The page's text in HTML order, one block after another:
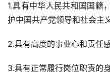
1.具有中华人民共和国国籍
护中国共产党领导和社会主
2.具有高度的事业心和责任
3.具有正常履行岗位职责的